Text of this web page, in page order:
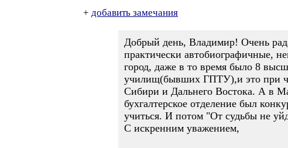
+ добавить замечания
Добрый день, Владимир! Очень
практически автобиографичные,
город, даже в то время было 8
училищ(бывших ГПТУ),и это при
Сибири и Дальнего Востока. А в
бухгалтерское отделение был
учиться. И потом "От судьбы не
С искренним уважением,